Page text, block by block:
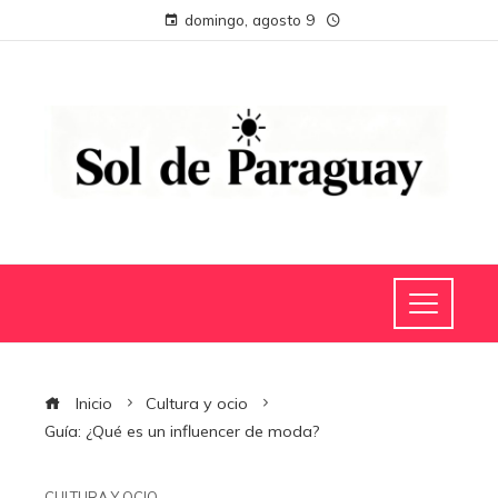
domingo, agosto 9
Inicio
Cultura y ocio
Guía: ¿Qué es un influencer de moda?